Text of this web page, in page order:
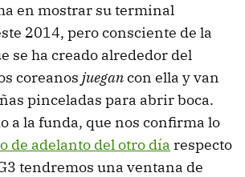
en mostrar su terminal
2014, pero consciente de la
se ha creado alrededor del
coreanos juegancon ella y van
pinceladas para abrir boca.
a la funda, que nos confirma lo
de adelanto del otro día respecto
tendremos una ventana de